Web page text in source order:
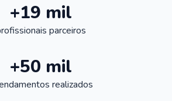
+19 mil
parceiros
+50 mil
realizados